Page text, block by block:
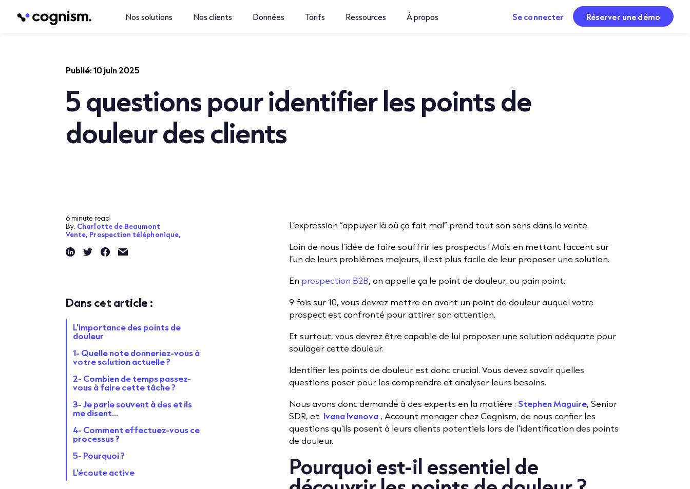
Nos solutions Nos clients Données Tarifs Ressources À propos Se connecter Réserver une démo
Publié:10 juin 2025
5 questions pour identifier les points de
douleur des clients
6 minute read
By: Charlotte de Beaumont
Vente, Prospection téléphonique,
Dans cet article :
L'importance des points de
douleur
1- Quelle note donneriez-vous à
votre solution actuelle ?
2- Combien de temps passez-
vous à faire cette tâche ?
3- Je parle souvent à deset ils
me disent...
4- Comment effectuez-vous ce
processus ?
5- Pourquoi ?
L'écoute active
L’expression “appuyer là où ça fait mal” prend tout son sens dans la vente.
Loin de nous l’idée de faire souffrir les prospects ! Mais en mettant l’accent sur
l’un de leurs problèmes majeurs, il est plus facile de leur proposer une solution.
En prospection B2B, on appelle ça le point de douleur, ou pain point.
9 fois sur 10, vous devrez mettre en avant un point de douleur auquel votre
prospect est confronté pour attirer son attention.
Et surtout, vous devrez être capable de lui proposer une solution adéquate pour
soulager cette douleur.
Identifier les points de douleur est donc crucial. Vous devez savoir quelles
questions poser pour les comprendre et analyser leurs besoins.
Nous avons donc demandé à des experts en la matière : Stephen Maguire, Senior
SDR, et Ivana Ivanova , Account manager chez Cognism, de nous confier les
questions qu'ils posent à leurs clients potentiels lors de l'identification des points
de douleur.
Pourquoi est-il essentiel de